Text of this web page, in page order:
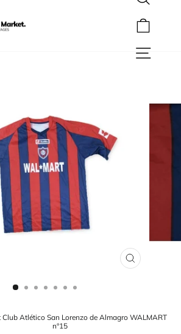
Rechercher
Navigation
FERMER
Atlético San Lorenzo de Almagro WALMART
n°15